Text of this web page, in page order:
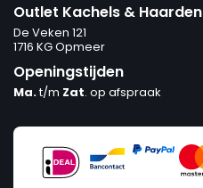
Outlet Kachels & Haarden
De Veken 121
1716 KG Opmeer
Openingstijden
Ma.t/m Zat. op afspraak